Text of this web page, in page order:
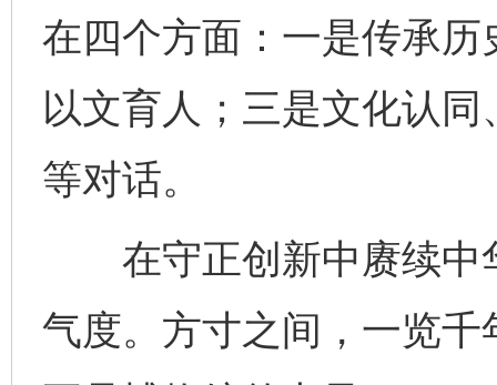
在四个方面：一是传承
以文育人；三是文化认
等对话。
在守正创新中赓续中
气度。方寸之间，一览